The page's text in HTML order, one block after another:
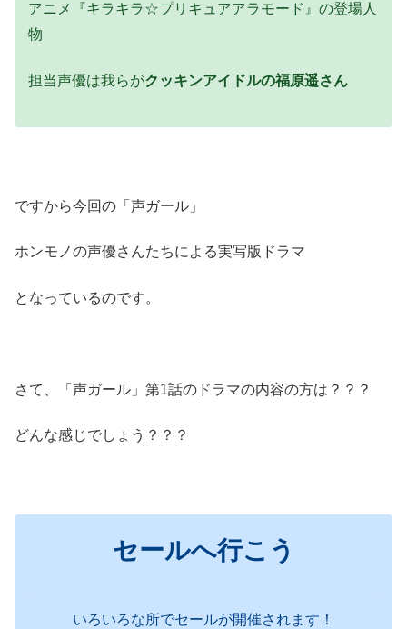
アニメ『キラキラ☆プリキュアアラモード』の登場人
物
担当声優は我らがクッキンアイドルの福原遥さん
ですから今回の「声ガール」
ホンモノの声優さんたちによる実写版ドラマ
となっているのです。
さて、「声ガール」第1話のドラマの内容の方は？？？
どんな感じでしょう？？？
セールへ行こう
いろいろな所でセールが開催されます！